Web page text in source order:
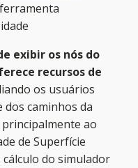
exibir os nós do
recursos de
os usuários
dos caminhos da
ao
de Superfície
cálculo do simulador